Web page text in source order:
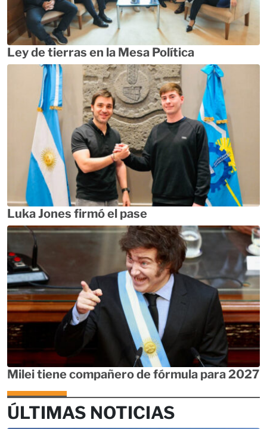
Ley de tierras en la Mesa Política
Luka Jones firmó el pase
Milei tiene compañero de fórmula para 2027
ÚLTIMAS NOTICIAS